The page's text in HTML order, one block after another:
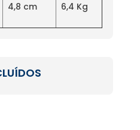
4,8 cm 6,4 Kg